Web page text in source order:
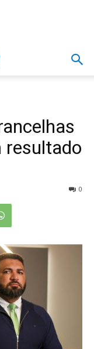
resultado
0